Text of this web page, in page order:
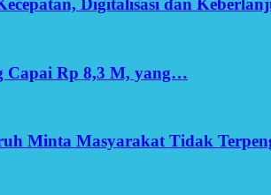
Digitalisasi dan
Capai Rp 8,3 M, yang…
Minta Masyarakat Tidak